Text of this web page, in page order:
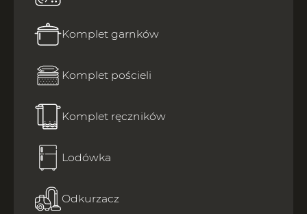
Komplet garnków
Komplet pościeli
Komplet ręczników
Lodówka
Odkurzacz